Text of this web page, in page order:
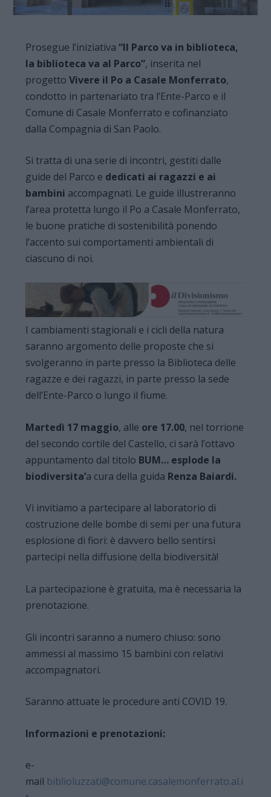
Prosegue l’iniziativa“Il Parco va in biblioteca,
la biblioteca va al Parco”, inserita nel
progettoVivere il Po a Casale Monferrato,
condotto in partenariato tra l’Ente-Parco e il
Comune di Casale Monferrato e cofinanziato
dalla Compagnia di San Paolo.
Si tratta di una serie di incontri, gestiti dalle
guide del Parco e dedicati ai ragazzi e ai
bambini accompagnati. Le guide illustreranno
l’area protetta lungo il Po a Casale Monferrato,
le buone pratiche di sostenibilità ponendo
l’accento sui comportamenti ambientali di
ciascuno di noi.
I cambiamenti stagionali e i cicli della natura
saranno argomento delle proposte che si
svolgeranno in parte presso la Biblioteca delle
ragazze e dei ragazzi, in parte presso la sede
dell’Ente-Parco o lungo il fiume.
Martedì 17 maggio, alle ore 17.00, nel torrione
del secondo cortile del Castello, ci sarà l’ottavo
appuntamento dal titolo BUM… esplode la
biodiversita’a cura della guida Renza Baiardi.
Vi invitiamo a partecipare al laboratorio di
costruzione delle bombe di semi per una futura
esplosione di fiori: è davvero bello sentirsi
partecipi nella diffusione della biodiversità!
La partecipazione è gratuita, ma è necessaria la
prenotazione.
Gli incontri saranno a numero chiuso: sono
ammessi al massimo 15 bambini con relativi
accompagnatori.
Saranno attuate le procedure anti COVID 19.
Informazioni e prenotazioni:
e-
mail biblioluzzati@comune.casalemonferrato.al.i